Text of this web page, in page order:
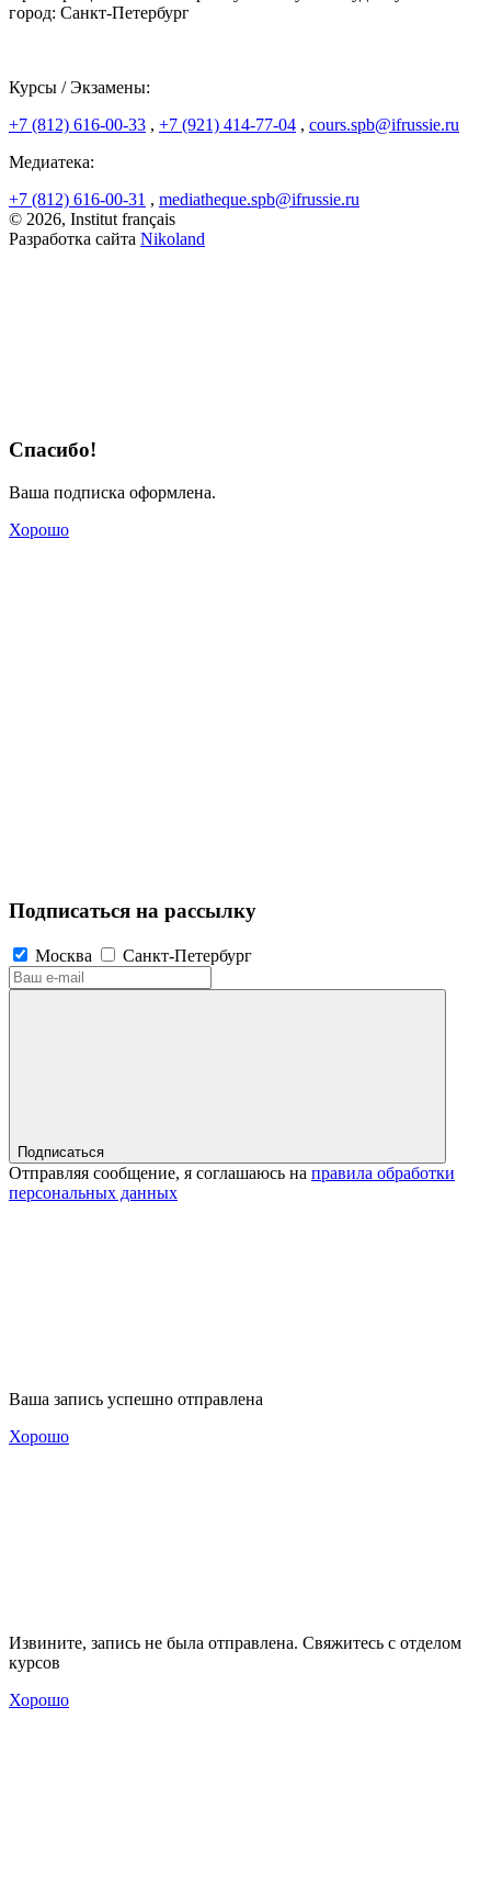
город: Санкт-Петербург
Курсы / Экзамены:
+7 (812) 616-00-33 , +7 (921) 414-77-04 , cours.spb@ifrussie.ru
Медиатека:
+7 (812) 616-00-31 , mediatheque.spb@ifrussie.ru
© 2026, Institut français
Разработка сайта Nikoland
Спасибо!
Ваша подписка оформлена.
Хорошо
Подписаться на рассылку
Москва Санкт-Петербург
Подписаться
Отправляя сообщение, я соглашаюсь на правила обработки
персональных данных
Ваша запись успешно отправлена
Хорошо
Извините, запись не была отправлена. Свяжитесь с отделом
курсов
Хорошо